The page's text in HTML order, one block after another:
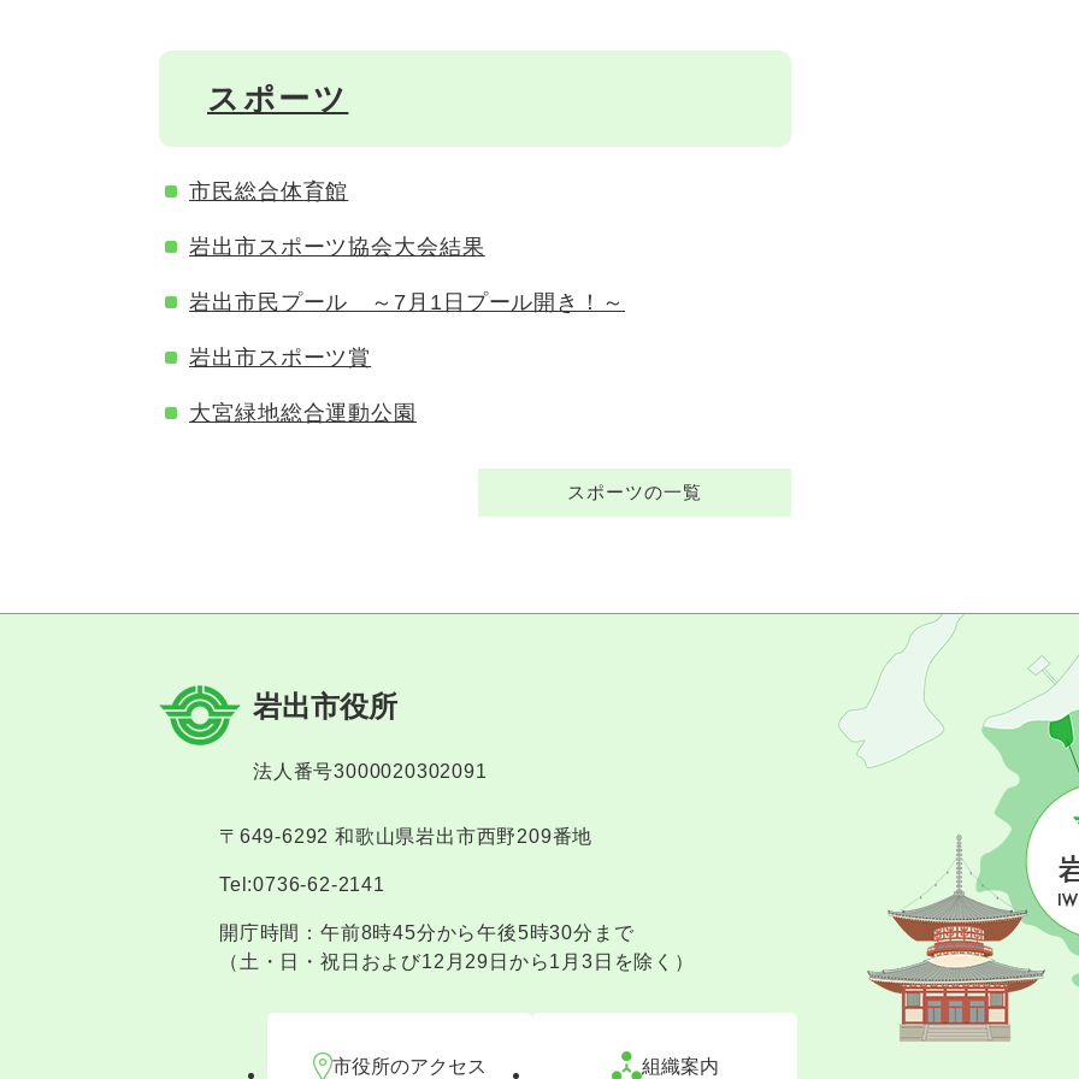
スポーツ
市民総合体育館
岩出市スポーツ協会大会結果
岩出市民プール ～7月1日プール開き！～
岩出市スポーツ賞
大宮緑地総合運動公園
スポーツの一覧
岩出市役所
法人番号3000020302091
〒649-6292 和歌山県岩出市西野209番地
Tel:0736-62-2141
開庁時間：午前8時45分から午後5時30分まで
（土・日・祝日および12月29日から1月3日を除く）
市役所のアクセス 組織案内